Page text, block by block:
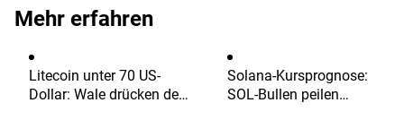
Mehr erfahren
Litecoin unter 70 US-
Dollar: Wale drücken den
Solana-Kursprognose:
SOL-Bullen peilen